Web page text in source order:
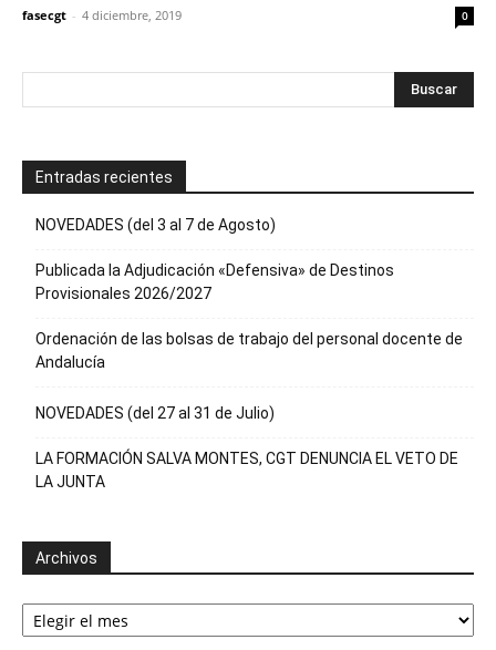
fasecgt - 4 diciembre, 2019 0
Entradas recientes
NOVEDADES (del 3 al 7 de Agosto)
Publicada la Adjudicación «Defensiva» de Destinos
Provisionales 2026/2027
Ordenación de las bolsas de trabajo del personal docente de
Andalucía
NOVEDADES (del 27 al 31 de Julio)
LA FORMACIÓN SALVA MONTES, CGT DENUNCIA EL VETO DE
LA JUNTA
Archivos
Archivos